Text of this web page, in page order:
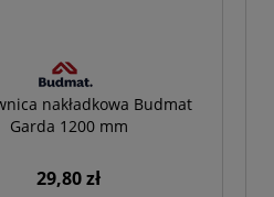
nakładkowa Budmat
Garda 1200 mm
29,80 zł